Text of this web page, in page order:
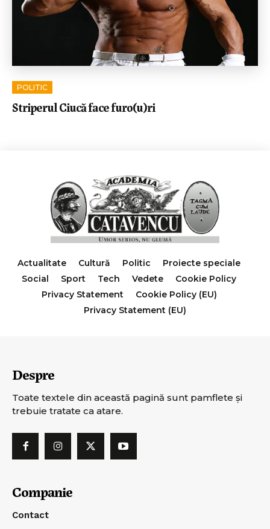
POLITIC
Striperul Ciucă face furo(u)ri
Actualitate Cultură Politic
Proiecte speciale
Social
Sport Tech Vedete
Cookie Policy
Privacy Statement
Cookie Policy (EU)
Privacy Statement (EU)
Despre
Toate textele din această pagină sunt pamflete şi
trebuie tratate ca atare.
Companie
Contact